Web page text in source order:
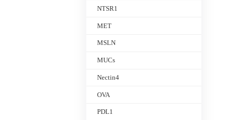
NTSR1
MET
MSLN
MUCs
Nectin4
OVA
PDL1